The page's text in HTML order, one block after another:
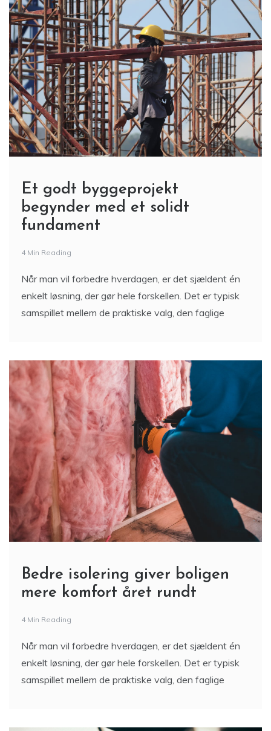
Et godt byggeprojekt
begynder med et solidt
fundament
4 Min Reading
Når man vil forbedre hverdagen, er det sjældent én
enkelt løsning, der gør hele forskellen. Det er typisk
samspillet mellem de praktiske valg, den faglige
Bedre isolering giver boligen
mere komfort året rundt
4 Min Reading
Når man vil forbedre hverdagen, er det sjældent én
enkelt løsning, der gør hele forskellen. Det er typisk
samspillet mellem de praktiske valg, den faglige